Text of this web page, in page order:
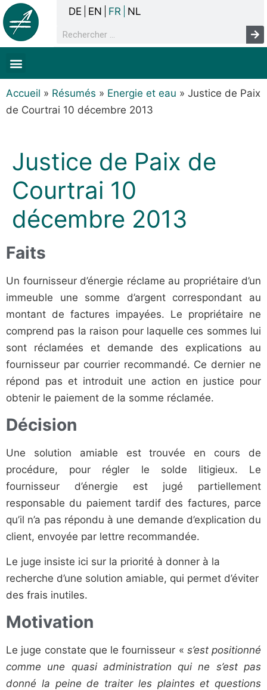
DE EN FR NL
Accueil » Résumés » Energie et eau » Justice de Paix
de Courtrai 10 décembre 2013
Justice de Paix de
Courtrai 10
décembre 2013
Faits
Un fournisseur d’énergie réclame au propriétaire d’un
immeuble une somme d’argent correspondant au
montant de factures impayées. Le propriétaire ne
comprend pas la raison pour laquelle ces sommes lui
sont réclamées et demande des explications au
fournisseur par courrier recommandé. Ce dernier ne
répond pas et introduit une action en justice pour
obtenir le paiement de la somme réclamée.
Décision
Une solution amiable est trouvée en cours de
procédure, pour régler le solde litigieux. Le
fournisseur d’énergie est jugé partiellement
responsable du paiement tardif des factures, parce
qu’il n’a pas répondu à une demande d’explication du
client, envoyée par lettre recommandée.
Le juge insiste ici sur la priorité à donner à la
recherche d’une solution amiable, qui permet d’éviter
des frais inutiles.
Motivation
Le juge constate que le fournisseur « s’est positionné
comme une quasi administration qui ne s’est pas
donné la peine de traiter les plaintes et questions